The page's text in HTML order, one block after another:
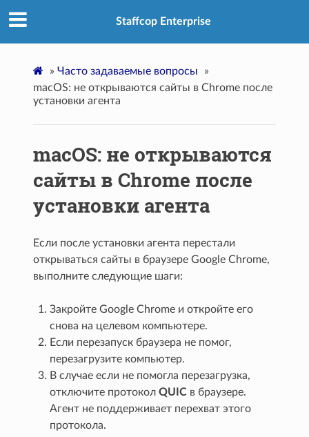
Staffcop Enterprise
» Часто задаваемые вопросы
»
macOS: не открываются сайты в Chrome после
установки агента
macOS: не открываются
сайты в Chrome после
установки агента
Если после установки агента перестали
открываться сайты в браузере Google Chrome,
выполните следующие шаги:
Закройте Google Chrome и откройте его
снова на целевом компьютере.
Если перезапуск браузера не помог,
перезагрузите компьютер.
В случае если не помогла перезагрузка,
отключите протоколQUIC в браузере.
Агент не поддерживает перехват этого
протокола.